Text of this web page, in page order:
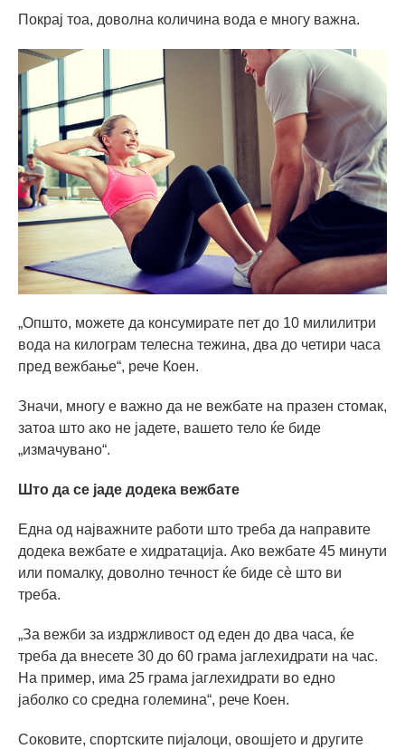
Покрај тоа, доволна количина вода е многу важна.
„Општо, можете да консумирате пет до 10 милилитри
вода на килограм телесна тежина, два до четири часа
пред вежбање“, рече Коен.
Значи, многу е важно да не вежбате на празен стомак,
затоа што ако не јадете, вашето тело ќе биде
„измачувано“.
Што да се јаде додека вежбате
Една од најважните работи што треба да направите
додека вежбате е хидратација. Ако вежбате 45 минути
или помалку, доволно течност ќе биде сè што ви
треба.
„За вежби за издржливост од еден до два часа, ќе
треба да внесете 30 до 60 грама јаглехидрати на час.
На пример, има 25 грама јаглехидрати во едно
јаболко со средна големина“, рече Коен.
Соковите, спортските пијалоци, овошјето и другите